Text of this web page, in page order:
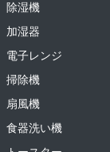
除湿機
加湿器
電子レンジ
掃除機
扇風機
食器洗い機